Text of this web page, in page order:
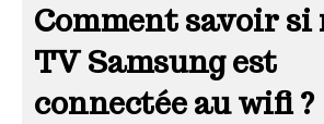
Comment savoir si
TV Samsung est
connectée au wifi ?